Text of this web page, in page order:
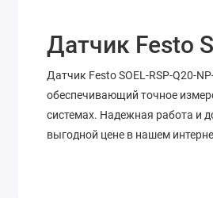
Датчик Festo
Датчик Festo SOEL-RSP-Q20-
обеспечивающий точное
системах. Надежная работа и
выгодной цене в нашем